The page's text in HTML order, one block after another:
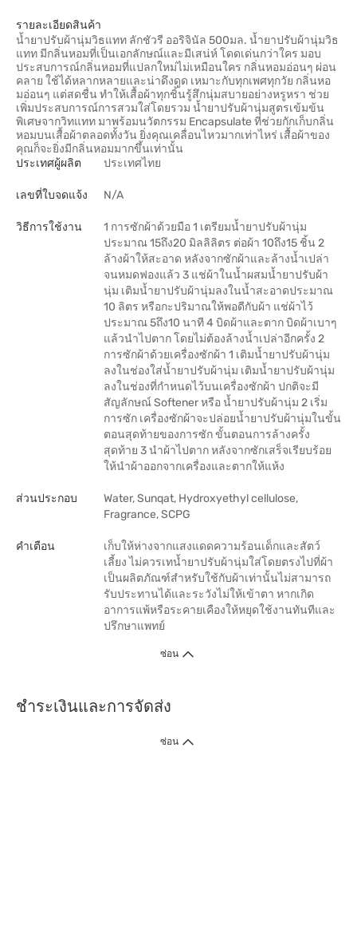
รายละเอียดสินค้า
น้ำยาปรับผ้านุ่มวิธแทท ลักชัวรี ออริจินัล 500มล. น้ำยาปรับผ้านุ่มวิธ
แทท มีกลิ่นหอมที่เป็นเอกลักษณ์และมีเสน่ห์ โดดเด่นกว่าใคร มอบ
ประสบการณ์กลิ่นหอมที่แปลกใหม่ไม่เหมือนใคร กลิ่นหอมอ่อนๆ ผ่อน
คลาย ใช้ได้หลากหลายและน่าดึงดูด เหมาะกับทุกเพศทุกวัย กลิ่นหอ
มอ่อนๆ แต่สดชื่น ทำให้เสื้อผ้าทุกชิ้นรู้สึกนุ่มสบายอย่างหรูหรา ช่วย
เพิ่มประสบการณ์การสวมใส่โดยรวม น้ำยาปรับผ้านุ่มสูตรเข้มข้น
พิเศษจากวิทแทท มาพร้อมนวัตกรรม Encapsulate ที่ช่วยกักเก็บกลิ่น
หอมบนเสื้อผ้าตลอดทั้งวัน ยิ่งคุณเคลื่อนไหวมากเท่าไหร่ เสื้อผ้าของ
คุณก็จะยิ่งมีกลิ่นหอมมากขึ้นเท่านั้น
ประเทศผู้ผลิต
ประเทศไทย
เลขที่ใบจดแจ้ง N/A
วิธีการใช้งาน
1 การซักผ้าด้วยมือ 1 เตรียมน้ำยาปรับผ้านุ่ม
ประมาณ 15ถึง20 มิลลิลิตร ต่อผ้า 10ถึง15 ชิ้น 2
ล้างผ้าให้สะอาด หลังจากซักผ้าและล้างน้ำเปล่า
จนหมดฟองแล้ว 3 แช่ผ้าในน้ำผสมน้ำยาปรับผ้า
นุ่ม เติมน้ำยาปรับผ้านุ่มลงในน้ำสะอาดประมาณ
10 ลิตร หรือกะปริมาณให้พอดีกับผ้า แช่ผ้าไว้
ประมาณ 5ถึง10 นาที 4 บิดผ้าและตาก บิดผ้าเบาๆ
แล้วนำไปตาก โดยไม่ต้องล้างน้ำเปล่าอีกครั้ง 2
การซักผ้าด้วยเครื่องซักผ้า 1 เติมน้ำยาปรับผ้านุ่ม
ลงในช่องใส่น้ำยาปรับผ้านุ่ม เติมน้ำยาปรับผ้านุ่ม
ลงในช่องที่กำหนดไว้บนเครื่องซักผ้า ปกติจะมี
สัญลักษณ์ Softener หรือ น้ำยาปรับผ้านุ่ม 2 เริ่ม
การซัก เครื่องซักผ้าจะปล่อยน้ำยาปรับผ้านุ่มในขั้น
ตอนสุดท้ายของการซัก ขั้นตอนการล้างครั้ง
สุดท้าย 3 นำผ้าไปตาก หลังจากซักเสร็จเรียบร้อย
ให้นำผ้าออกจากเครื่องและตากให้แห้ง
ส่วนประกอบ
Water, Sunqat, Hydroxyethyl cellulose,
Fragrance, SCPG
คำเตือน
เก็บให้ห่างจากแสงแดดความร้อนเด็กและสัตว์
เลี้ยง ไม่ควรเทน้ำยาปรับผ้านุ่มใส่โดยตรงไปที่ผ้า
เป็นผลิตภัณฑ์สำหรับใช้กับผ้าเท่านั้นไม่สามารถ
รับประทานได้และระวังไม่ให้เข้าตา หากเกิด
อาการแพ้หรือระคายเคืองให้หยุดใช้งานทันทีและ
ปรึกษาแพทย์
ซ่อน
ชำระเงินและการจัดส่ง
ซ่อน